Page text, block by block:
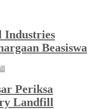
Industries
Beasiswa
Periksa
Landfill